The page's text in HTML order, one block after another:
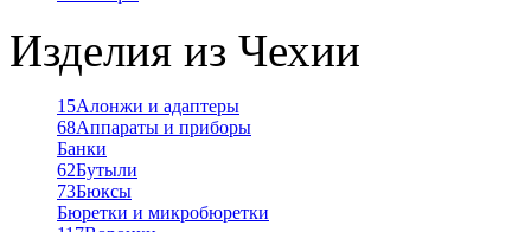
Изделия из Чехии
15Алонжи и адаптеры
68Аппараты и приборы
Банки
62Бутыли
73Бюксы
Бюретки и микробюретки